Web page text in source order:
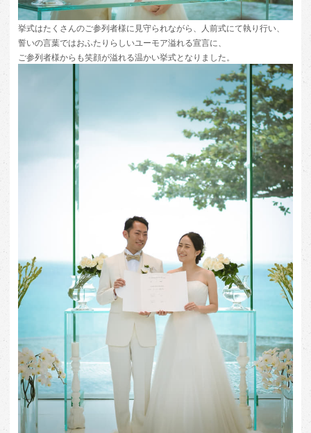
挙式はたくさんのご参列者様に見守られながら、人前式にて執り行い、
誓いの言葉ではおふたりらしいユーモア溢れる宣言に、
ご参列者様からも笑顔が溢れる温かい挙式となりました。